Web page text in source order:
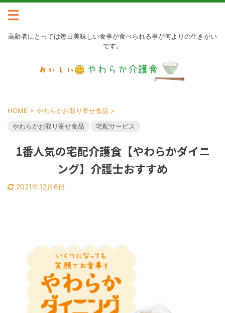
高齢者にとっては毎日美味しい食事が食べられる事が何よりの生きがい
です。
HOME > やわらかお取り寄せ食品 >
やわらかお取り寄せ食品
宅配サービス
1番人気の宅配介護食【やわらかダイニ
ング】介護士おすすめ
2021年12月6日